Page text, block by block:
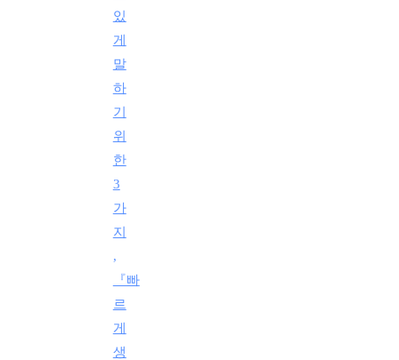
있
게
말
하
기
위
한
3
가
지
,
『빠
르
게
생